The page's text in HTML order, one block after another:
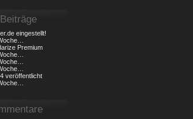
eingestellt!
Premium
veröffentlicht